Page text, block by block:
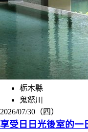
栃木縣
鬼怒川
2026/07/30（四）
享受日日光後室的一